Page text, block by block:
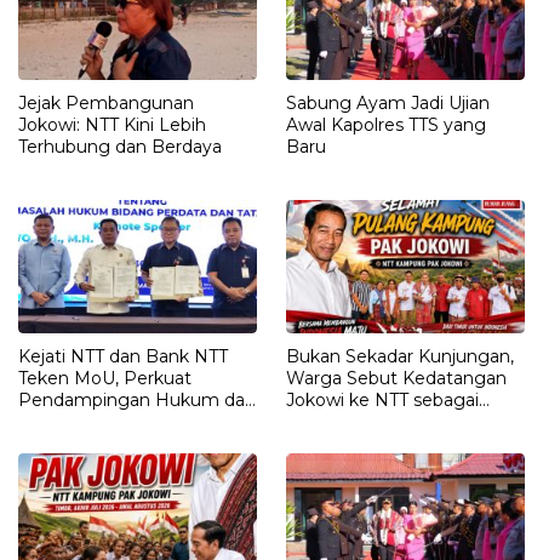
Jejak Pembangunan
Jokowi: NTT Kini Lebih
Terhubung dan Berdaya
Sabung Ayam Jadi Ujian
Awal Kapolres TTS yang
Baru
Kejati NTT dan Bank NTT
Teken MoU, Perkuat
Pendampingan Hukum dan
Bukan Sekadar Kunjungan,
Warga Sebut Kedatangan
Jokowi ke NTT sebagai